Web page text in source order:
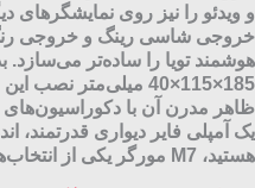
و ویدئو را نیز روی نمایشگرهای
هوشمند تویا را ساده‌تر می‌سازد.
185×115×40
ظاهر مدرن آن با
یک آمپلی فایر دیواری قدرتمند،
هستید، M7 مورگر یکی از انتخاب‌های برتر حال حاضر است.